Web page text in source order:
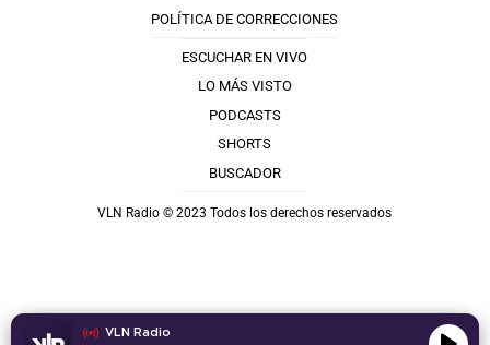
VLN Radio
POLÍTICA DE CORRECCIONES
ESCUCHAR EN VIVO
LO MÁS VISTO
PODCASTS
SHORTS
BUSCADOR
VLN Radio © 2023 Todos los derechos reservados